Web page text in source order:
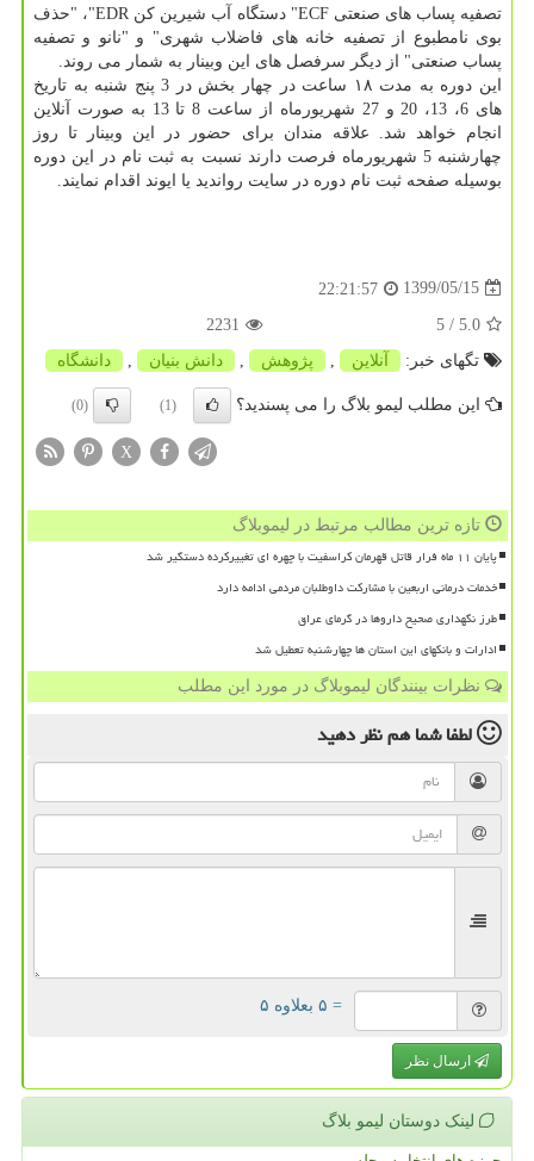
تصفیه پساب های صنعتی ECF" دستگاه آب شیرین کن EDR"، "حذف
بوی نامطبوع از تصفیه خانه های فاضلاب شهری" و "نانو و تصفیه
پساب صنعتی" از دیگر سرفصل های این وبینار به شمار می روند.
این دوره به مدت ۱۸ ساعت در چهار بخش در 3 پنج شنبه به تاریخ
های 6، 13، 20 و 27 شهریورماه از ساعت 8 تا 13 به صورت آنلاین
انجام خواهد شد. علاقه مندان برای حضور در این وبینار تا روز
چهارشنبه 5 شهریورماه فرصت دارند نسبت به ثبت نام در این دوره
بوسیله صفحه ثبت نام دوره در سایت رواندید یا ایوند اقدام نمایند.
1399/05/15
22:21:57
5.0
/ 5
2231
تگهای خبر:
آنلاین پژوهش دانش بنیان دانشگاه
این مطلب لیمو بلاگ را می پسندید؟ (1)
(0)
X
تازه ترین مطالب مرتبط در لیموبلاگ
پایان ۱۱ ماه فرار قاتل قهرمان کراسفیت با چهره ای تغییرکرده دستگیر شد
خدمات درمانی اربعین با مشارکت داوطلبان مردمی ادامه دارد
طرز نگهداری صحیح داروها در گرمای عراق
ادارات و بانکهای این استان ها چهارشنبه تعطیل شد
نظرات بینندگان لیموبلاگ در مورد این مطلب
لطفا شما همنظر دهید
= ۵ بعلاوه ۵
ارسال نظر
لینک دوستان لیمو بلاگ